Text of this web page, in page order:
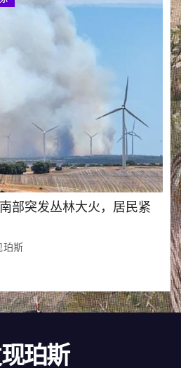
突发丛林大火，居民紧
珀斯
珀斯